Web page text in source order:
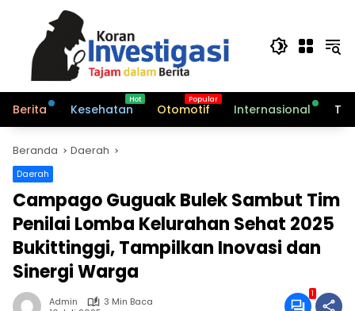
Berita Kesehatan Otomotif Internasional
Beranda Daerah
Daerah
Campago Guguak Bulek Sambut Tim
Penilai Lomba Kelurahan Sehat 2025
Bukittinggi, Tampilkan Inovasi dan
Sinergi Warga
Admin
3 Min Baca
1